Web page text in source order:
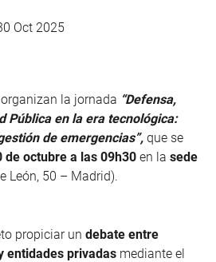
Oct 2025
organizan la jornada “Defensa,
Pública en la era tecnológica:
de emergencias”, que se
de octubre a las 09h30 en la sede
León, 50 – Madrid).
propiciar un debate entre
entidades privadas mediante el